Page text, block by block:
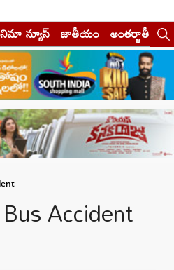
న్యూస్ జాతీయం అంతర్జాతీయం
Accident